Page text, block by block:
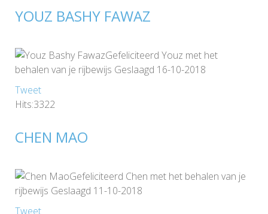
YOUZ BASHY FAWAZ
Gefeliciteerd Youz met het
behalen van je rijbewijs Geslaagd 16-10-2018
Tweet
Hits:3322
CHEN MAO
Gefeliciteerd Chen met het behalen van je
rijbewijs Geslaagd 11-10-2018
Tweet